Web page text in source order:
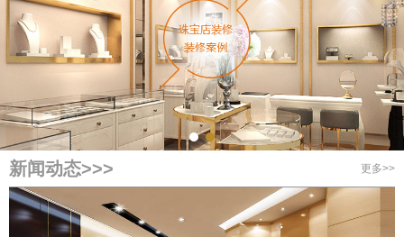
新闻动态>>> 更多>>